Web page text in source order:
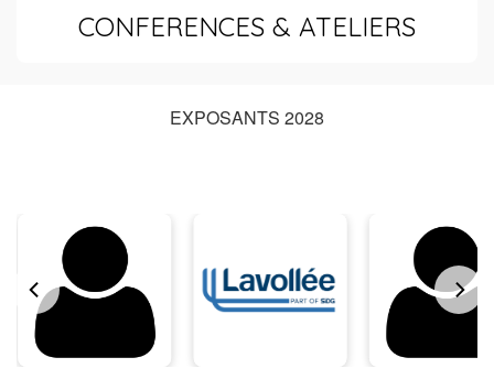
CONFERENCES & ATELIERS
EXPOSANTS 2028